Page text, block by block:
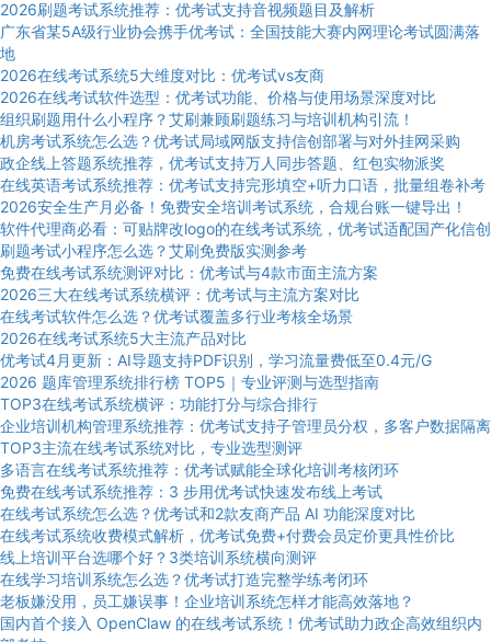
2026刷题考试系统推荐：优考试支持音视频题目及解析
广东省某5A级行业协会携手优考试：全国技能大赛内网理论考试圆满落
地
2026在线考试系统5大维度对比：优考试vs友商
2026在线考试软件选型：优考试功能、价格与使用场景深度对比
组织刷题用什么小程序？艾刷兼顾刷题练习与培训机构引流！
机房考试系统怎么选？优考试局域网版支持信创部署与对外挂网采购
政企线上答题系统推荐，优考试支持万人同步答题、红包实物派奖
在线英语考试系统推荐：优考试支持完形填空+听力口语，批量组卷补考
2026安全生产月必备！免费安全培训考试系统，合规台账一键导出！
软件代理商必看：可贴牌改logo的在线考试系统，优考试适配国产化信创
刷题考试小程序怎么选？艾刷免费版实测参考
免费在线考试系统测评对比：优考试与4款市面主流方案
2026三大在线考试系统横评：优考试与主流方案对比
在线考试软件怎么选？优考试覆盖多行业考核全场景
2026在线考试系统5大主流产品对比
优考试4月更新：AI导题支持PDF识别，学习流量费低至0.4元/G
2026 题库管理系统排行榜 TOP5｜专业评测与选型指南
TOP3在线考试系统横评：功能打分与综合排行
企业培训机构管理系统推荐：优考试支持子管理员分权，多客户数据隔离
TOP3主流在线考试系统对比，专业选型测评
多语言在线考试系统推荐：优考试赋能全球化培训考核闭环
免费在线考试系统推荐：3 步用优考试快速发布线上考试
在线考试系统怎么选？优考试和2款友商产品 AI 功能深度对比
在线考试系统收费模式解析，优考试免费+付费会员定价更具性价比
线上培训平台选哪个好？3类培训系统横向测评
在线学习培训系统怎么选？优考试打造完整学练考闭环
老板嫌没用，员工嫌误事！企业培训系统怎样才能高效落地？
国内首个接入 OpenClaw 的在线考试系统！优考试助力政企高效组织内